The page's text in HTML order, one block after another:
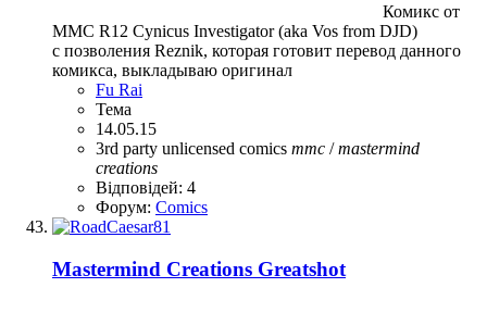
Комикс от
ММС R12 Cynicus Investigator (aka Vos from DJD)
с позволения Reznik, которая готовит перевод данного
комикса, выкладываю оригинал
Fu Rai
Тема
14.05.15
3rd party unlicensed comics mmc /mastermind
creations
Відповідей: 4
Форум: Comics
Mastermind Creations Greatshot